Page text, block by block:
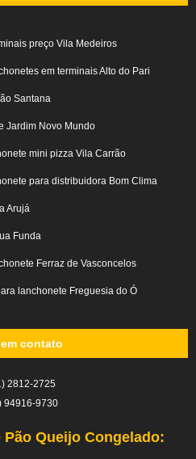
preço Vila Medeiros
em terminais Alto do Pari
Santana
Jardim Novo Mundo
mini pizza Vila Carrão
para distribuidora Bom Clima
Arujá
Funda
Ferraz de Vasconcelos
lanchonete Freguesia do Ó
contato
2812-2725
94916-9730
Queijo Congelado: